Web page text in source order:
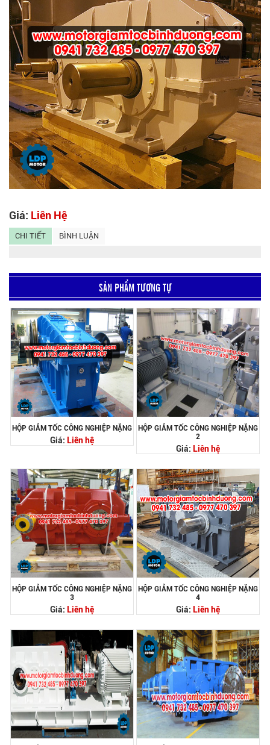
Giá: Liên Hệ
CHI TIẾT BÌNH LUẬN
SẢN PHẨM TƯƠNG TỰ
HỘP GIẢM TỐC CÔNG NGHIỆP NẶNG
Giá: Liên hệ
HỘP GIẢM TỐC CÔNG NGHIỆP NẶNG
2
Giá: Liên hệ
HỘP GIẢM TỐC CÔNG NGHIỆP NẶNG
3
Giá: Liên hệ
HỘP GIẢM TỐC CÔNG NGHIỆP NẶNG
4
Giá: Liên hệ